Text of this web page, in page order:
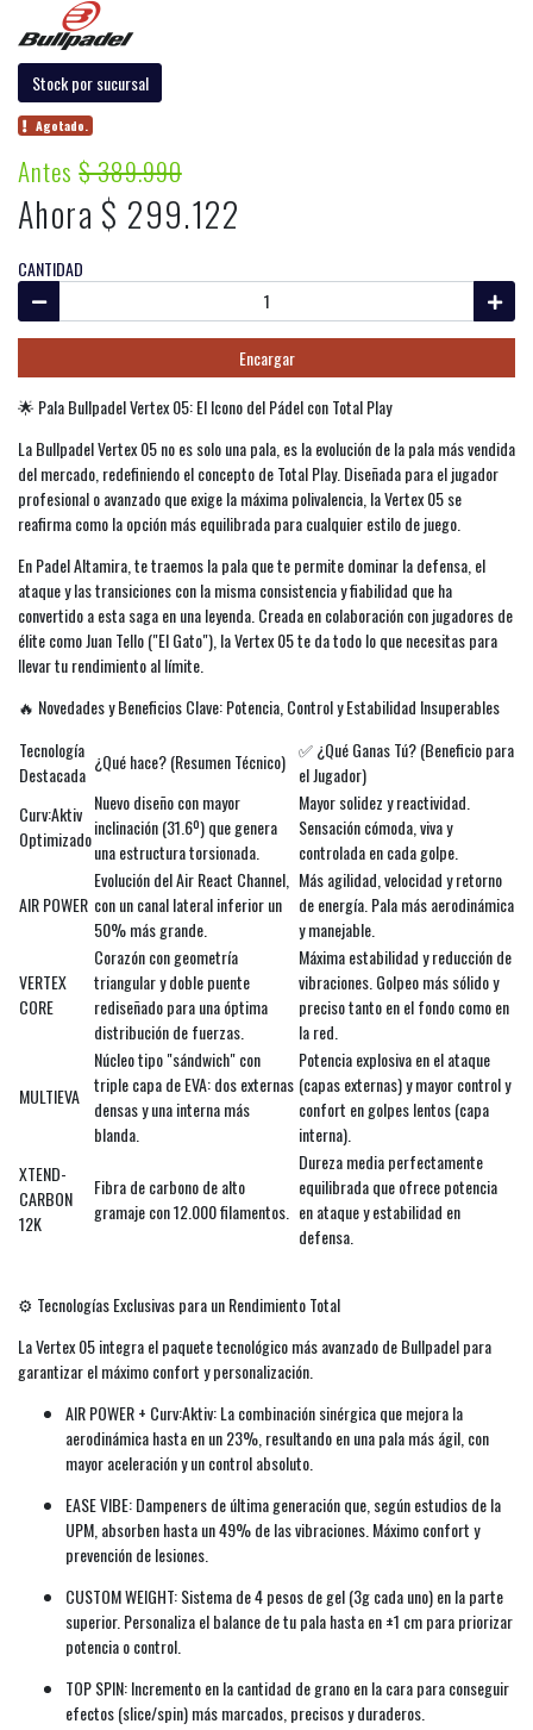
Stock por sucursal
Agotado.
Antes$ 389.990
Ahora $ 299.122
CANTIDAD
Encargar
🌟 Pala Bullpadel Vertex 05: El Icono del Pádel con Total Play
La Bullpadel Vertex 05 no es solo una pala, es la evolución de la pala más vendida
del mercado, redefiniendo el concepto de Total Play. Diseñada para el jugador
profesional o avanzado que exige la máxima polivalencia, la Vertex 05 se
reafirma como la opción más equilibrada para cualquier estilo de juego.
En Padel Altamira, te traemos la pala que te permite dominar la defensa, el
ataque y las transiciones con la misma consistencia y fiabilidad que ha
convertido a esta saga en una leyenda. Creada en colaboración con jugadores de
élite como Juan Tello ("El Gato"), la Vertex 05 te da todo lo que necesitas para
llevar tu rendimiento al límite.
🔥 Novedades y Beneficios Clave: Potencia, Control y Estabilidad Insuperables
Tecnología
Destacada
¿Qué hace? (Resumen Técnico) ✅ ¿Qué Ganas Tú? (Beneficio para
el Jugador)
Curv:Aktiv
Optimizado
Nuevo diseño con mayor
inclinación (31.6º) que genera
una estructura torsionada.
Mayor solidez y reactividad.
Sensación cómoda, viva y
controlada en cada golpe.
AIR POWER
Evolución del Air React Channel,
con un canal lateral inferior un
50% más grande.
Más agilidad, velocidad y retorno
de energía. Pala más aerodinámica
y manejable.
VERTEX
CORE
Corazón con geometría
triangular y doble puente
rediseñado para una óptima
distribución de fuerzas.
Máxima estabilidad y reducción de
vibraciones. Golpeo más sólido y
preciso tanto en el fondo como en
la red.
MULTIEVA
Núcleo tipo "sándwich" con
triple capa de EVA: dos externas
densas y una interna más
blanda.
Potencia explosiva en el ataque
(capas externas) y mayor control y
confort en golpes lentos (capa
interna).
XTEND-
CARBON
12K
Fibra de carbono de alto
gramaje con 12.000 filamentos.
Dureza media perfectamente
equilibrada que ofrece potencia
en ataque y estabilidad en
defensa.
⚙️ Tecnologías Exclusivas para un Rendimiento Total
La Vertex 05 integra el paquete tecnológico más avanzado de Bullpadel para
garantizar el máximo confort y personalización.
AIR POWER + Curv:Aktiv: La combinación sinérgica que mejora la
aerodinámica hasta en un 23%, resultando en una pala más ágil, con
mayor aceleración y un control absoluto.
EASE VIBE: Dampeners de última generación que, según estudios de la
UPM, absorben hasta un 49% de las vibraciones. Máximo confort y
prevención de lesiones.
CUSTOM WEIGHT: Sistema de 4 pesos de gel (3g cada uno) en la parte
superior. Personaliza el balance de tu pala hasta en ±1 cm para priorizar
potencia o control.
TOP SPIN: Incremento en la cantidad de grano en la cara para conseguir
efectos (slice/spin) más marcados, precisos y duraderos.